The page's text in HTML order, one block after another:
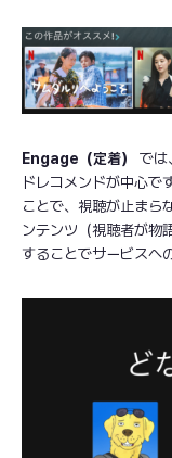
Engage（定着）
では
ドレコメンドが中心で
ことで、視聴が止まら
ンテンツ（視聴者が物
することでサービスへ